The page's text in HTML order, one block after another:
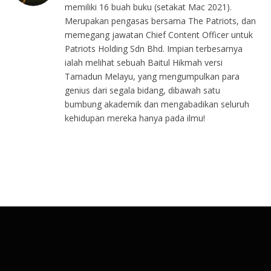
memiliki 16 buah buku (setakat Mac 2021).
Merupakan pengasas bersama The Patriots, dan
memegang jawatan Chief Content Officer untuk
Patriots Holding Sdn Bhd. Impian terbesarnya
ialah melihat sebuah Baitul Hikmah versi
Tamadun Melayu, yang mengumpulkan para
genius dari segala bidang, dibawah satu
bumbung akademik dan mengabadikan seluruh
kehidupan mereka hanya pada ilmu!